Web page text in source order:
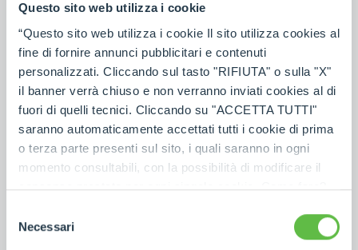
Questo sito web utilizza i cookie
“Questo sito web utilizza i cookie Il sito utilizza cookies al
fine di fornire annunci pubblicitari e contenuti
personalizzati. Cliccando sul tasto "RIFIUTA" o sulla "X"
il banner verrà chiuso e non verranno inviati cookies al di
fuori di quelli tecnici. Cliccando su "ACCETTA TUTTI"
saranno automaticamente accettati tutti i cookie di prima
o terza parte presenti sul sito, i quali saranno in ogni
momento consultabili, con la possibilità di modificare il
consenso prestato per ogni singolo cookie. Come fare?
ogni pagina, selezionare "Modifichi il suo consenso" e
delNecessari
Merlo UK LTD
Headlands Business Park, Salisbury Rd, Blashford -
BH24 3PB Ringwood - United Kingdom
01425 480806
MAP EMAIL
GERMANY
Merlo Deutschland GMBH
+49(0)421-3992-0
+49(0)421-3992-239